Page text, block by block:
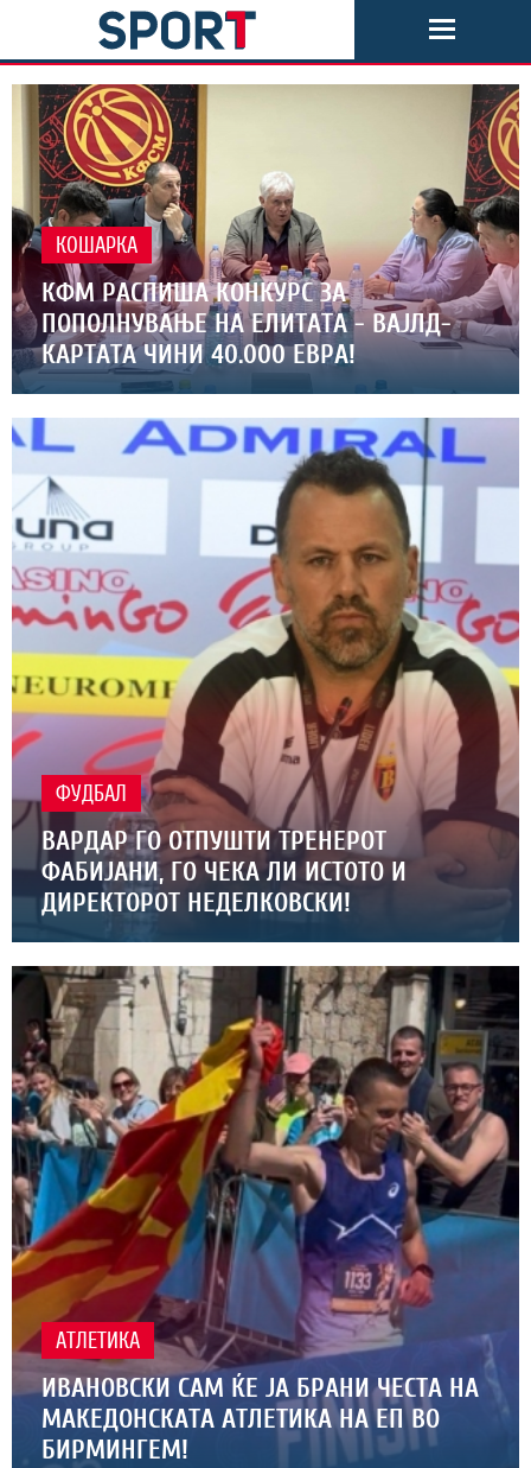
КОШАРКА
КФМ РАСПИША КОНКУРС ЗА
ПОПОЛНУВАЊЕ НА ЕЛИТАТА - ВАЈЛД-
КАРТАТА ЧИНИ 40.000 ЕВРА!
ФУДБАЛ
ВАРДАР ГО ОТПУШТИ ТРЕНЕРОТ
ФАБИЈАНИ, ГО ЧЕКА ЛИ ИСТОТО И
ДИРЕКТОРОТ НЕДЕЛКОВСКИ!
АТЛЕТИКА
ИВАНОВСКИ САМ ЌЕ ЈА БРАНИ ЧЕСТА НА
МАКЕДОНСКАТА АТЛЕТИКА НА ЕП ВО
БИРМИНГЕМ!